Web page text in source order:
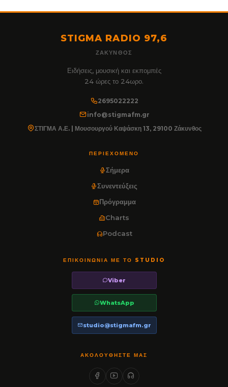
STIGMA RADIO 97,6
ΖΆΚΥΝΘΟΣ
Ειδήσεις, μουσική και εκπομπές
24 ώρες το 24ωρο.
2695022222
info@stigmafm.gr
ΣΤΙΓΜΑ Α.Ε. | Μουσουργού Καψάσκη 13, 29100 Ζάκυνθος
ΠΕΡΙΕΧΌΜΕΝΟ
Σήμερα
Συνεντεύξεις
Πρόγραμμα
Charts
Podcast
ΕΠΙΚΟΙΝΩΝΊΑ ΜΕ ΤΟ STUDIO
Viber
WhatsApp
studio@stigmafm.gr
ΑΚΟΛΟΥΘΉΣΤΕ ΜΑΣ